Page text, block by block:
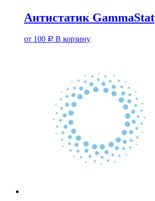
Антистатик GammaStat
от 100 Р В корзину